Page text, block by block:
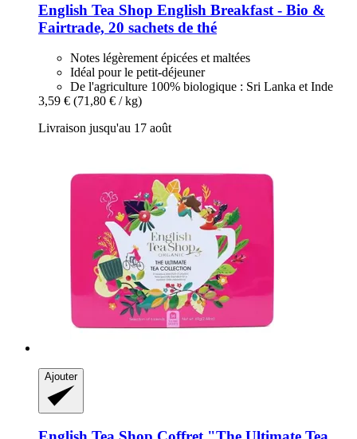
English Tea Shop English Breakfast -​ Bio &
Fairtrade, 20 sachets de thé
Notes légèrement épicées et maltées
Idéal pour le petit-déjeuner
De l'agriculture 100% biologique : Sri Lanka et Inde
3,59 € (71,80 € / kg)
Livraison jusqu'au 17 août
Ajouter